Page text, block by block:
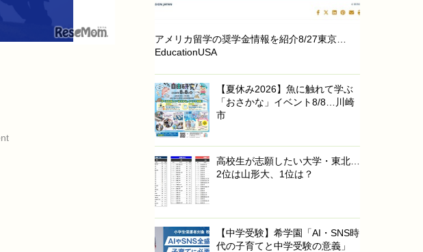
アメリカ留学の奨学金情報を紹介8/27東京…
EducationUSA
【夏休み2026】魚に触れて学ぶ
「おさかな」イベント8/8…川崎
市
高校生が志願したい大学・東北…
2位は山形大、1位は？
【中学受験】希学園「AI・SNS時
代の子育てと中学受験の意義」